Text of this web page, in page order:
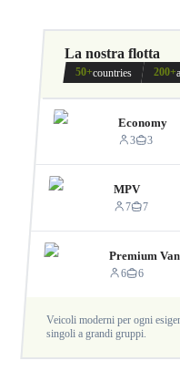
La nostra flotta
50+countries 200+
Economy
3 3
MPV
7 7
Premium Van
6 6
Veicoli moderni per ogni
singoli a grandi gruppi.